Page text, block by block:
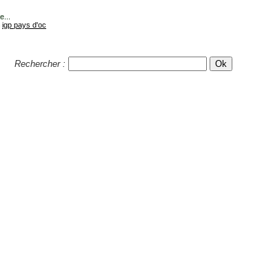
igp pays d'oc
Rechercher :